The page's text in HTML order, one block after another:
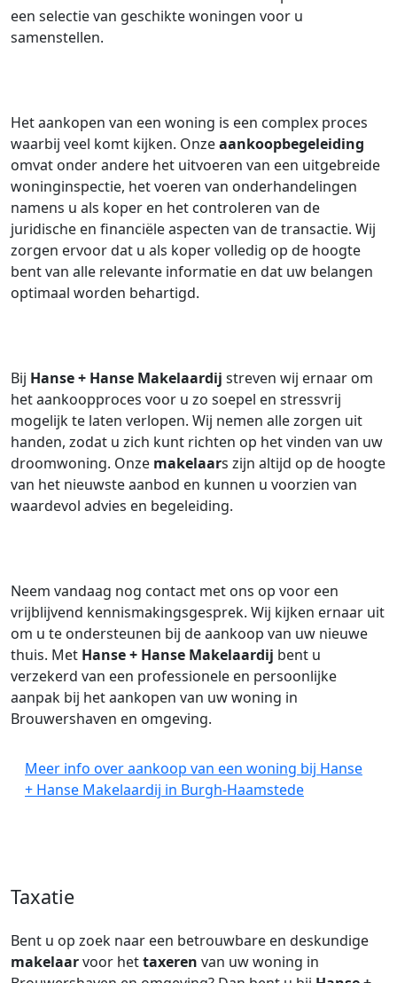
een selectie van geschikte woningen voor u
samenstellen.
Het aankopen van een woning is een complex proces
waarbij veel komt kijken. Onzeaankoopbegeleiding
omvat onder andere het uitvoeren van een uitgebreide
woninginspectie, het voeren van onderhandelingen
namens u als koper en het controleren van de
juridische en financiële aspecten van de transactie. Wij
zorgen ervoor dat u als koper volledig op de hoogte
bent van alle relevante informatie en dat uw belangen
optimaal worden behartigd.
Bij Hanse + Hanse Makelaardij streven wij ernaar om
het aankoopproces voor u zo soepel en stressvrij
mogelijk te laten verlopen. Wij nemen alle zorgen uit
handen, zodat u zich kunt richten op het vinden van uw
droomwoning. Onze makelaars zijn altijd op de hoogte
van het nieuwste aanbod en kunnen u voorzien van
waardevol advies en begeleiding.
Neem vandaag nog contact met ons op voor een
vrijblijvend kennismakingsgesprek. Wij kijken ernaar uit
om u te ondersteunen bij de aankoop van uw nieuwe
thuis. Met Hanse + Hanse Makelaardij bent u
verzekerd van een professionele en persoonlijke
aanpak bij het aankopen van uw woning in
Brouwershaven en omgeving.
Meer info over aankoop van een woning bij Hanse
+ Hanse Makelaardij in Burgh-Haamstede
Taxatie
Bent u op zoek naar een betrouwbare en deskundige
makelaarvoor hettaxeren van uw woning in